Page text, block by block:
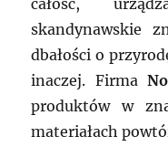
skandynawskie
dbałości o
inaczej. Firma
produktów w
materiałach